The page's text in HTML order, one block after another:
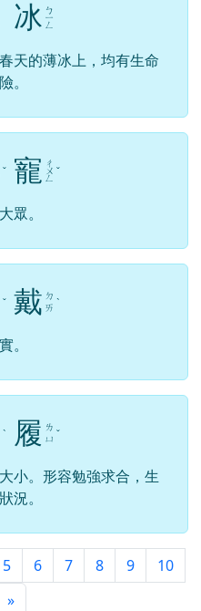
冰 ㄅ
ㄧ
ㄥ
天的薄冰上，均有生命
。
ˇ 寵 ㄔ
ㄨ
ㄥ
ˇ
眾。
ˇ 戴 ㄉ
ㄞ ˋ
。
ˋ 履 ㄌ
ㄩ ˇ
小。形容勉強求合，生
況。
)
5 6 7 8 9
10
頁
»最後頁